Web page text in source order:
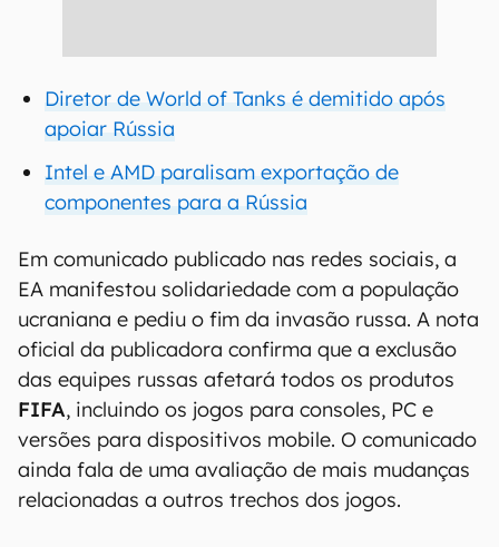
Diretor de World of Tanks é demitido após
apoiar Rússia
Intel e AMD paralisam exportação de
componentes para a Rússia
Em comunicado publicado nas redes sociais, a
EA manifestou solidariedade com a população
ucraniana e pediu o fim da invasão russa. A nota
oficial da publicadora confirma que a exclusão
das equipes russas afetará todos os produtos
FIFA, incluindo os jogos para consoles, PC e
versões para dispositivos mobile. O comunicado
ainda fala de uma avaliação de mais mudanças
relacionadas a outros trechos dos jogos.